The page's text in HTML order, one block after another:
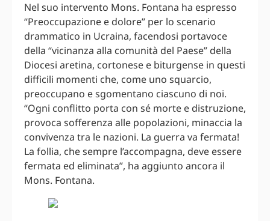
Nel suo intervento Mons. Fontana ha espresso
“Preoccupazione e dolore” per lo scenario
drammatico in Ucraina, facendosi portavoce
della “vicinanza alla comunità del Paese” della
Diocesi aretina, cortonese e biturgense in questi
difficili momenti che, come uno squarcio,
preoccupano e sgomentano ciascuno di noi.
“Ogni conflitto porta con sé morte e distruzione,
provoca sofferenza alle popolazioni, minaccia la
convivenza tra le nazioni. La guerra va fermata!
La follia, che sempre l’accompagna, deve essere
fermata ed eliminata”, ha aggiunto ancora il
Mons. Fontana.